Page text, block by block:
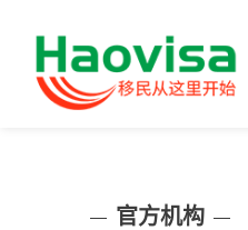
官方机构